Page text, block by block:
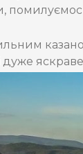
дуже